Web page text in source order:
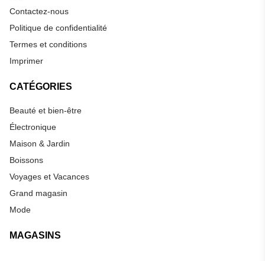
Contactez-nous
Politique de confidentialité
Termes et conditions
Imprimer
CATÉGORIES
Beauté et bien-être
Électronique
Maison & Jardin
Boissons
Voyages et Vacances
Grand magasin
Mode
MAGASINS